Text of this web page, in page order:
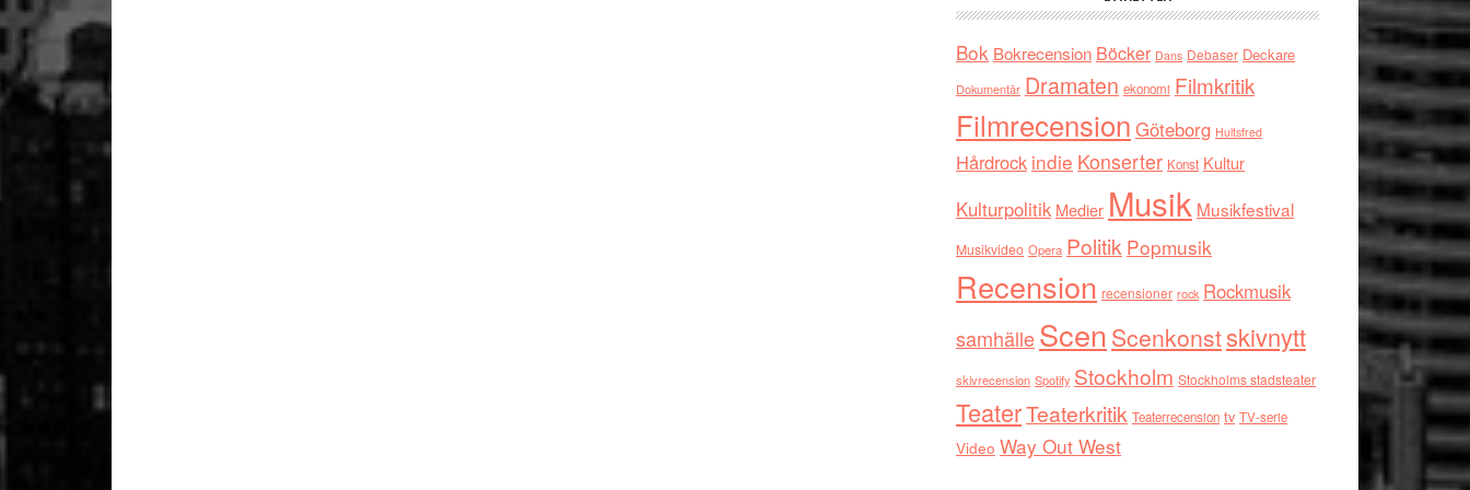
Bok Bokrecension Böcker Dans Debaser Deckare
Dokumentär Dramaten ekonomi Filmkritik
Filmrecension Göteborg Hultsfred
Hårdrock indie Konserter Konst Kultur
Kulturpolitik Medier Musik Musikfestival
Musikvideo Opera Politik Popmusik
Recension recensioner rock Rockmusik
samhälleScen Scenkonstskivnytt
skivrecension Spotify Stockholm Stockholms stadsteater
TeaterTeaterkritik Teaterrecension tv TV-serie
Video Way Out West